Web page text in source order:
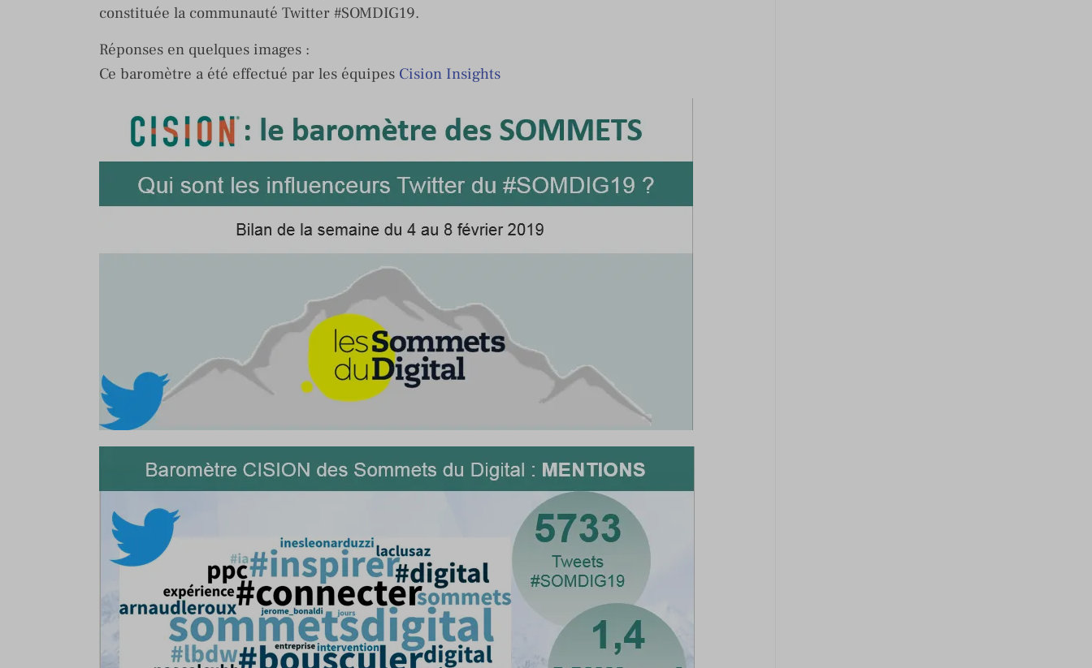
constituée la communauté Twitter #SOMDIG19.
Réponses en quelques images :
Ce baromètre a été effectué par les équipes Cision Insights